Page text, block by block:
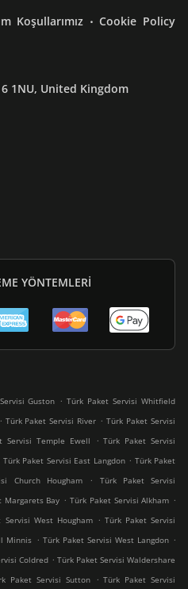
Koşullarımız . Cookie Policy
1NU, United Kingdom
YÖNTEMLERI
Guston . Türk Paket Servisi Whitfield
. Türk Paket Servisi River . Türk Paket Servisi
Servisi Temple Ewell . Türk Paket Servisi
Türk Paket Servisi East Langdon . Türk Paket
Church Hougham .
Türk Paket Servisi
Margarets Bay . Türk Paket Servisi Alkham .
Servisi West Hougham . Türk Paket Servisi
Minnis . Türk Paket Servisi West Langdon .
Coldred . Türk Paket Servisi Waldershare
Paket Servisi Sutton . Türk Paket Servisi